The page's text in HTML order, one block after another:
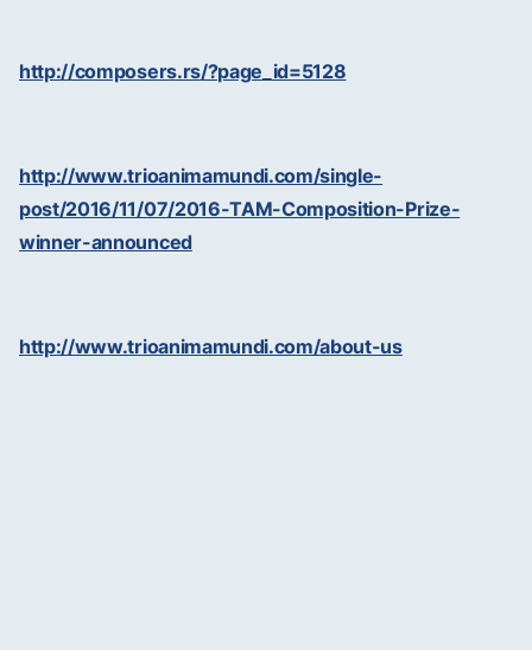
http://composers.rs/?page_id=5128
http://www.trioanimamundi.com/single-
post/2016/11/07/2016-TAM-Composition-Prize-
winner-announced
http://www.trioanimamundi.com/about-us